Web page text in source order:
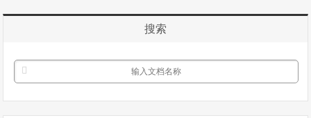
了更好地提高市民的低碳意识，宣传低碳
搜索